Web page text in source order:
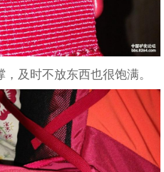
及时不放东西也很饱满。